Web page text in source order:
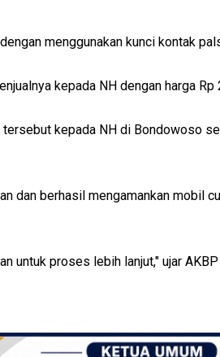
menggunakan kunci kontak
kepada NH dengan harga Rp
kepada NH di Bondowoso
dan berhasil mengamankan mobil
untuk proses lebih lanjut," ujar